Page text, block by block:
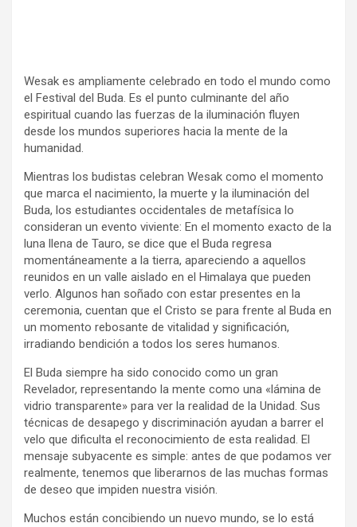
Wesak es ampliamente celebrado en todo el mundo como
el Festival del Buda. Es el punto culminante del año
espiritual cuando las fuerzas de la iluminación fluyen
desde los mundos superiores hacia la mente de la
humanidad.
Mientras los budistas celebran Wesak como el momento
que marca el nacimiento, la muerte y la iluminación del
Buda, los estudiantes occidentales de metafísica lo
consideran un evento viviente: En el momento exacto de la
luna llena de Tauro, se dice que el Buda regresa
momentáneamente a la tierra, apareciendo a aquellos
reunidos en un valle aislado en el Himalaya que pueden
verlo. Algunos han soñado con estar presentes en la
ceremonia, cuentan que el Cristo se para frente al Buda en
un momento rebosante de vitalidad y significación,
irradiando bendición a todos los seres humanos.
El Buda siempre ha sido conocido como un gran
Revelador, representando la mente como una «lámina de
vidrio transparente» para ver la realidad de la Unidad. Sus
técnicas de desapego y discriminación ayudan a barrer el
velo que dificulta el reconocimiento de esta realidad. El
mensaje subyacente es simple: antes de que podamos ver
realmente, tenemos que liberarnos de las muchas formas
de deseo que impiden nuestra visión.
Muchos están concibiendo un nuevo mundo, se lo está